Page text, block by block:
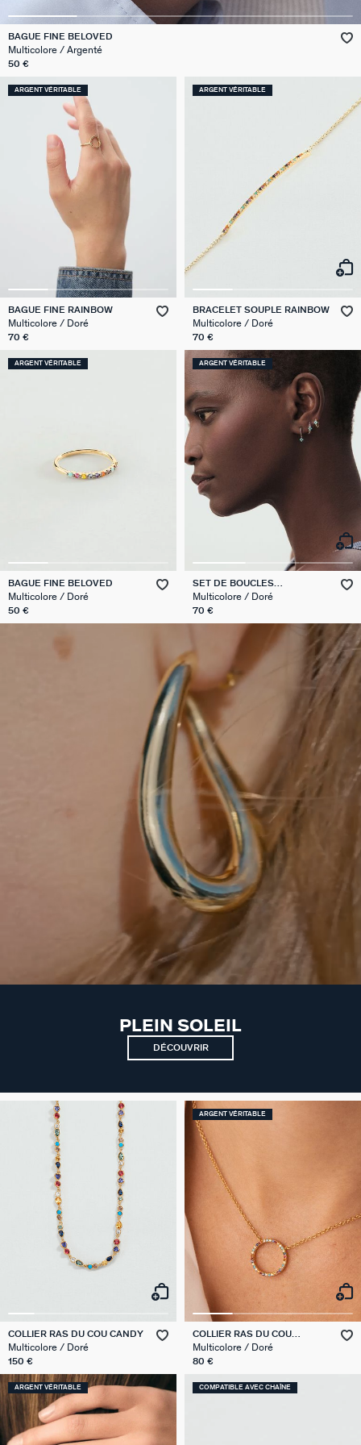
VICTOIRE
GÉNÉRATION AGATHA
SUR LA PEAU
BAGUE FINE BELOVED
Multicolore / Argenté
50 €
ARGENT VÉRITABLE
BAGUE FINE RAINBOW
Multicolore / Doré
70 €
ARGENT VÉRITABLE
BRACELET SOUPLE RAINBOW
Multicolore / Doré
70 €
ARGENT VÉRITABLE
BAGUE FINE BELOVED
Multicolore / Doré
50 €
ARGENT VÉRITABLE
SET DE BOUCLES
D'OREILLES BELOVED MIX &
MATCH
Multicolore / Doré
70 €
PLEIN SOLEIL
DÉCOUVRIR
COLLIER RAS DU COU CANDY
Multicolore / Doré
150 €
ARGENT VÉRITABLE
COLLIER RAS DU COU
RAINBOW
Multicolore / Doré
80 €
ARGENT VÉRITABLE COMPATIBLE AVEC CHAÎNE